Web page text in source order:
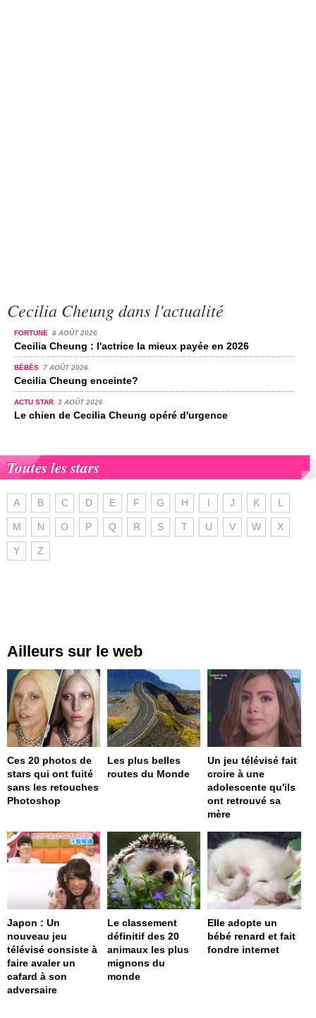
Cecilia Cheung dans l'actualité
FORTUNE 8 AOÛT 2026
Cecilia Cheung : l'actrice la mieux payée en 2026
BÉBÉS 7 AOÛT 2026
Cecilia Cheung enceinte?
ACTU STAR 3 AOÛT 2026
Le chien de Cecilia Cheung opéré d'urgence
Toutes les stars
A B C D E F G H I J K L
M N O P Q R S T U V W X
Y Z
Ailleurs sur le web
Ces 20 photos de
stars qui ont fuité
sans les retouches
Photoshop
Les plus belles
routes du Monde
Un jeu télévisé fait
croire à une
adolescente qu'ils
ont retrouvé sa
mère
Japon : Un
nouveau jeu
télévisé consiste à
faire avaler un
cafard à son
adversaire
Le classement
définitif des 20
animaux les plus
mignons du
monde
Elle adopte un
bébé renard et fait
fondre internet